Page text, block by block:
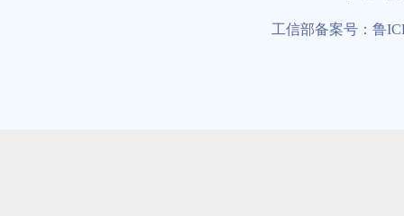
工信部备案号：鲁